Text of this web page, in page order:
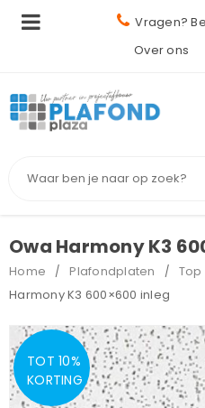
Vragen?
Over ons
Owa Harmony K3
Home / Plafondplaten / Top
Harmony K3 600×600 inleg
TOT 10%
KORTING